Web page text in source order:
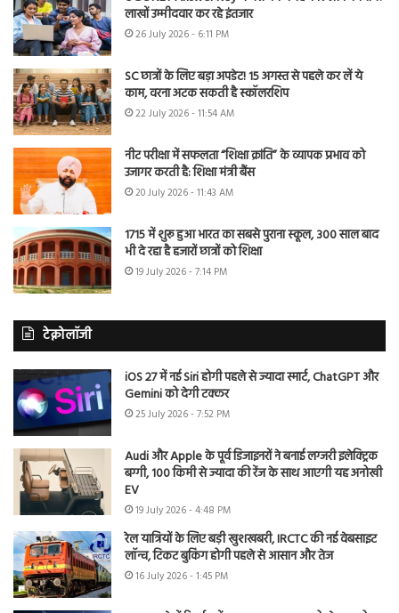
लाखों उम्मीदवार कर रहे इंतजार
26 July 2026 - 6:11 PM
SC छात्रों के लिए बड़ा अपडेट! 15 अगस्त से पहले कर लें ये
काम, वरना अटक सकती है स्कॉलरशिप
22 July 2026 - 11:54 AM
नीट परीक्षा में सफलता “शिक्षा क्रांति” के व्यापक प्रभाव को
उजागर करती है: शिक्षा मंत्री बैंस
20 July 2026 - 11:43 AM
1715 में शुरू हुआ भारत का सबसे पुराना स्कूल, 300 साल बाद
भी दे रहा है हजारों छात्रों को शिक्षा
19 July 2026 - 7:14 PM
टेक्नोलॉजी
iOS 27 में नई Siri होगी पहले से ज्यादा स्मार्ट, ChatGPT और
Gemini को देगी टक्कर
25 July 2026 - 7:52 PM
Audi और Apple के पूर्व डिजाइनरों ने बनाई लग्जरी इलेक्ट्रिक
बग्गी, 100 किमी से ज्यादा की रेंज के साथ आएगी यह अनोखी
EV
19 July 2026 - 4:48 PM
रेल यात्रियों के लिए बड़ी खुशखबरी, IRCTC की नई वेबसाइट
लॉन्च, टिकट बुकिंग होगी पहले से आसान और तेज
16 July 2026 - 1:45 PM